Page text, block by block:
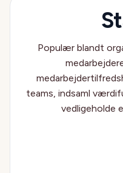
Populær blandt
teams, indsaml
vedligeholde